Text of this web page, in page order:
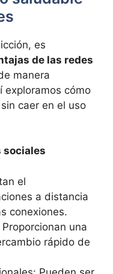
es
de las redes
manera
exploramos cómo
caer en el uso
sociales
el
a distancia
conexiones.
una
rápido de